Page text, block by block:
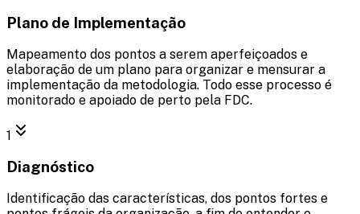
Plano de Implementação
Mapeamento dos pontos a serem aperfeiçoados e
elaboração de um plano para organizar e mensurar a
implementação da metodologia. Todo esse processo é
monitorado e apoiado de perto pela FDC.
1
Diagnóstico
Identificação das características, dos pontos fortes e